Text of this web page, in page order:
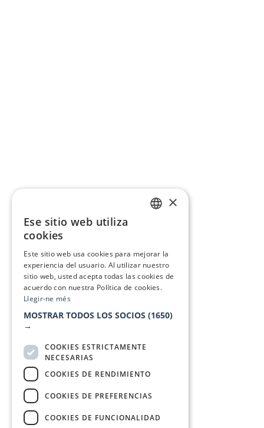
×
Ese sitio web utiliza
cookies
Este sitio web usa cookies para mejorar la
experiencia del usuario. Al utilizar nuestro
sitio web, usted acepta todas las cookies de
acuerdo con nuestra Política de cookies.
Llegir-ne més
MOSTRAR TODOS LOS SOCIOS (1650)
→
COOKIES ESTRICTAMENTE
NECESARIAS
COOKIES DE RENDIMIENTO
COOKIES DE PREFERENCIAS
COOKIES DE FUNCIONALIDAD